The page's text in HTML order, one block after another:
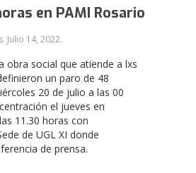
en PAMI Rosario
Julio 14, 2022.
obra social que atiende a lxs
un paro de 48
20 de julio a las 00
el jueves en
11.30 horas con
de UGL XI donde
de prensa.